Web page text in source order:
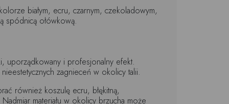
białym, ecru, czarnym, czekoladowym,
spódnicą ołówkową.
uporządkowany i profesjonalny efekt.
zagnieceń w okolicy talii.
również koszulę ecru, błękitną,
materiału w okolicy brzucha może